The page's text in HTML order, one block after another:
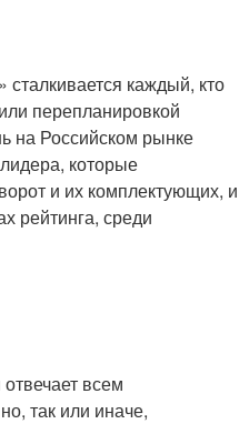
сталкивается каждый, кто
перепланировкой
на Российском рынке
которые
и их комплектующих, и
рейтинга, среди
всем
так или иначе,